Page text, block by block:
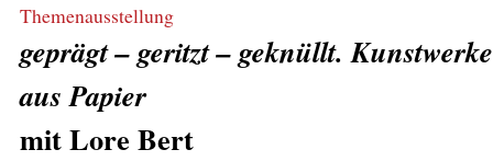
Themenausstellung
geprägt – geritzt – geknüllt. Kunstwerke
aus Papier
mit Lore Bert